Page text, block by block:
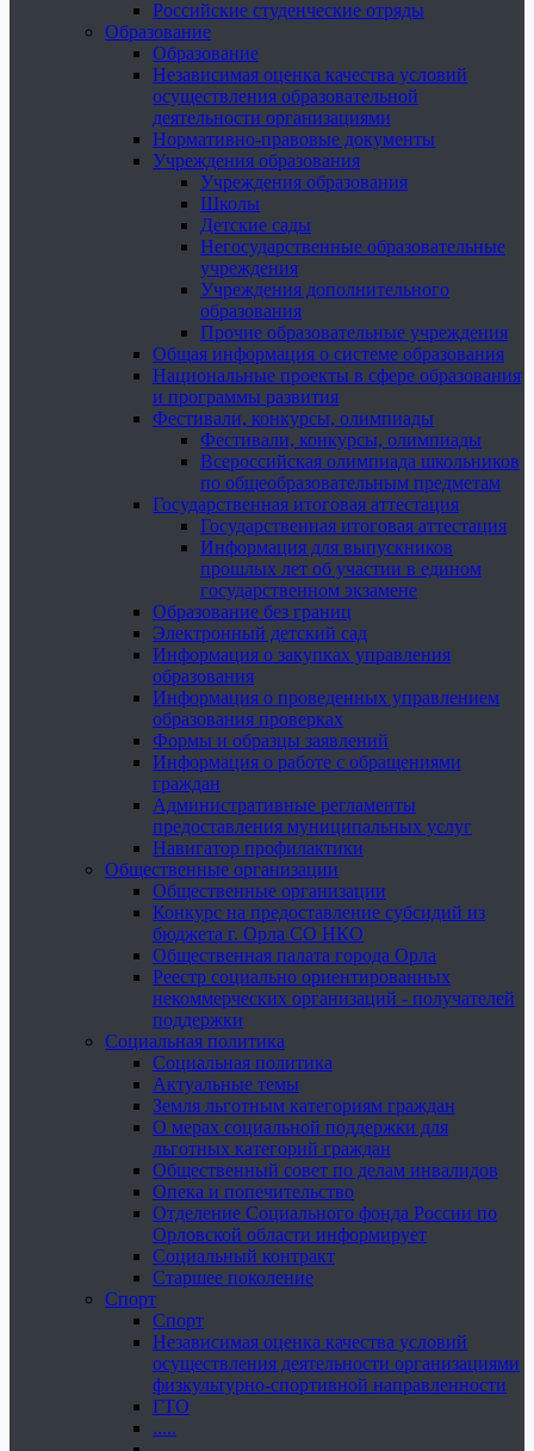
Российские студенческие отряды
Образование
Образование
Независимая оценка качества условий
осуществления образовательной
деятельности организациями
Нормативно-правовые документы
Учреждения образования
Учреждения образования
Школы
Детские сады
Негосударственные образовательные
учреждения
Учреждения дополнительного
образования
Прочие образовательные учреждения
Общая информация о системе образования
Национальные проекты в сфере образования
и программы развития
Фестивали, конкурсы, олимпиады
Фестивали, конкурсы, олимпиады
Всероссийская олимпиада школьников
по общеобразовательным предметам
Государственная итоговая аттестация
Государственная итоговая аттестация
Информация для выпускников
прошлых лет об участии в едином
государственном экзамене
Образование без границ
Электронный детский сад
Информация о закупках управления
образования
Информация о проведенных управлением
образования проверках
Формы и образцы заявлений
Информация о работе с обращениями
граждан
Административные регламенты
предоставления муниципальных услуг
Навигатор профилактики
Общественные организации
Общественные организации
Конкурс на предоставление субсидий из
бюджета г. Орла СО НКО
Общественная палата города Орла
Реестр социально ориентированных
некоммерческих организаций - получателей
поддержки
Социальная политика
Социальная политика
Актуальные темы
Земля льготным категориям граждан
О мерах социальной поддержки для
льготных категорий граждан
Общественный совет по делам инвалидов
Опека и попечительство
Отделение Социального фонда России по
Орловской области информирует
Социальный контракт
Старшее поколение
Спорт
Спорт
Независимая оценка качества условий
осуществления деятельности организациями
физкультурно-спортивной направленности
ГТО
.....